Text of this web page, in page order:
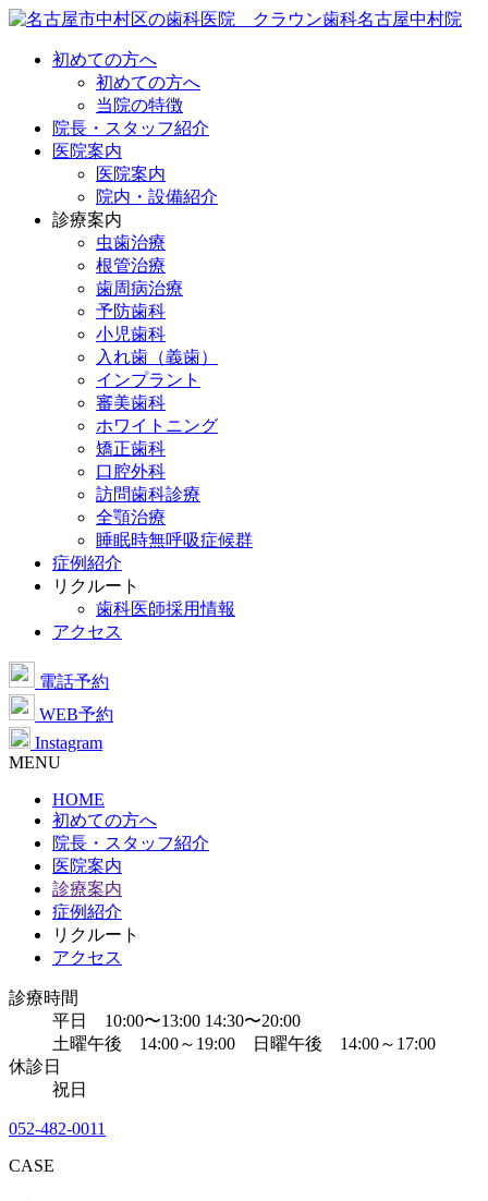
初めての方へ
初めての方へ
当院の特徴
院長・スタッフ紹介
医院案内
医院案内
院内・設備紹介
診療案内
虫歯治療
根管治療
歯周病治療
予防歯科
小児歯科
入れ歯（義歯）
インプラント
審美歯科
ホワイトニング
矯正歯科
口腔外科
訪問歯科診療
全顎治療
睡眠時無呼吸症候群
症例紹介
リクルート
歯科医師採用情報
アクセス
電話予約
WEB予約
Instagram
MENU
HOME
初めての方へ
院長・スタッフ紹介
医院案内
診療案内
症例紹介
リクルート
アクセス
診療時間
平日 10:00〜13:00 14:30〜20:00
土曜午後 14:00～19:00 日曜午後 14:00～17:00
休診日
祝日
052-482-0011
CASE